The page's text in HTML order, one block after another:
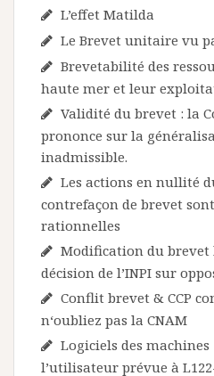
L’effet Matilda
Le Brevet unitaire vu
Brevetabilité des
haute mer et leur
Validité du brevet : la
prononce sur la
inadmissible.
Les actions en nullité
contrefaçon de brevet
rationnelles
Modification du brevet
décision de l’INPI sur
Conflit brevet & CCP
n‘oubliez pas la CNAM
Logiciels des machines
l’utilisateur prévue à